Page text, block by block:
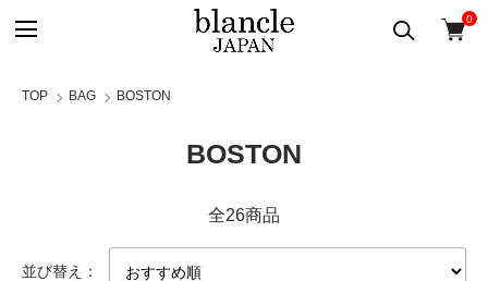
0
TOP BAG BOSTON
BOSTON
全26商品
並び替え：